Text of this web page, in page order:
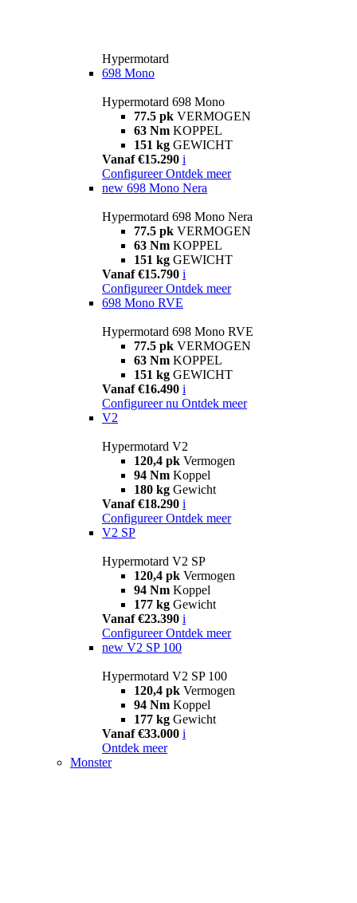
Hypermotard
698 Mono
Hypermotard 698 Mono
77.5 pk VERMOGEN
63 Nm KOPPEL
151 kg GEWICHT
Vanaf €15.290 i
Configureer Ontdek meer
new 698 Mono Nera
Hypermotard 698 Mono Nera
77.5 pk VERMOGEN
63 Nm KOPPEL
151 kg GEWICHT
Vanaf €15.790 i
Configureer Ontdek meer
698 Mono RVE
Hypermotard 698 Mono RVE
77.5 pk VERMOGEN
63 Nm KOPPEL
151 kg GEWICHT
Vanaf €16.490 i
Configureer nu Ontdek meer
V2
Hypermotard V2
120,4 pk Vermogen
94 Nm Koppel
180 kg Gewicht
Vanaf €18.290 i
Configureer Ontdek meer
V2 SP
Hypermotard V2 SP
120,4 pk Vermogen
94 Nm Koppel
177 kg Gewicht
Vanaf €23.390 i
Configureer Ontdek meer
new V2 SP 100
Hypermotard V2 SP 100
120,4 pk Vermogen
94 Nm Koppel
177 kg Gewicht
Vanaf €33.000 i
Ontdek meer
Monster